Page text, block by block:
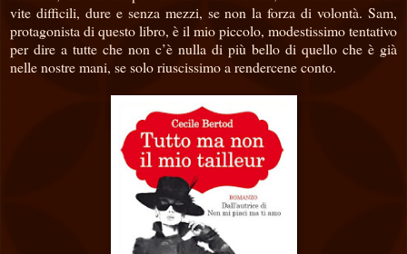
vite difficili, dure e senza mezzi, se non la forza di volontà. Sam,
protagonista di questo libro, è il mio piccolo, modestissimo tentativo
per dire a tutte che non c’è nulla di più bello di quello che è già
nelle nostre mani, se solo riuscissimo a rendercene conto.